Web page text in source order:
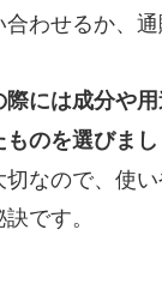
わせるか、
際には成分や
のを選びまし
なので、使
です。